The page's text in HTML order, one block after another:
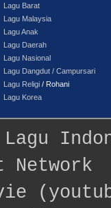
Lagu Barat
Lagu Malaysia
Lagu Anak
Lagu Daerah
Lagu Nasional
Lagu Dangdut / Campursari
Lagu Religi / Rohani
Lagu Korea
Network